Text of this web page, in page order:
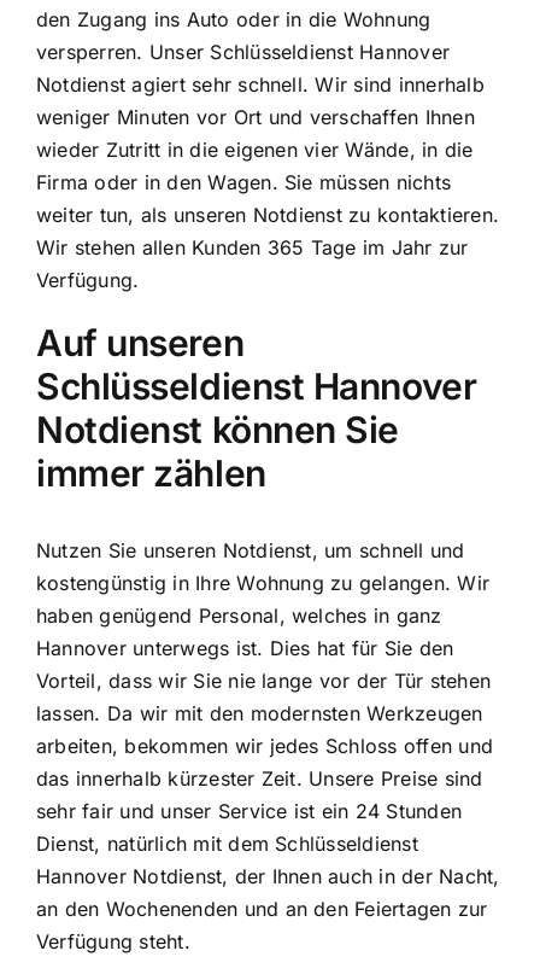
den Zugang ins Auto oder in die Wohnung
versperren. Unser Schlüsseldienst Hannover
Notdienst agiert sehr schnell. Wir sind innerhalb
weniger Minuten vor Ort und verschaffen Ihnen
wieder Zutritt in die eigenen vier Wände, in die
Firma oder in den Wagen. Sie müssen nichts
weiter tun, als unseren Notdienst zu kontaktieren.
Wir stehen allen Kunden 365 Tage im Jahr zur
Verfügung.
Auf unseren
Schlüsseldienst Hannover
Notdienst können Sie
immer zählen
Nutzen Sie unseren Notdienst, um schnell und
kostengünstig in Ihre Wohnung zu gelangen. Wir
haben genügend Personal, welches in ganz
Hannover unterwegs ist. Dies hat für Sie den
Vorteil, dass wir Sie nie lange vor der Tür stehen
lassen. Da wir mit den modernsten Werkzeugen
arbeiten, bekommen wir jedes Schloss offen und
das innerhalb kürzester Zeit. Unsere Preise sind
sehr fair und unser Service ist ein 24 Stunden
Dienst, natürlich mit dem Schlüsseldienst
Hannover Notdienst, der Ihnen auch in der Nacht,
an den Wochenenden und an den Feiertagen zur
Verfügung steht.